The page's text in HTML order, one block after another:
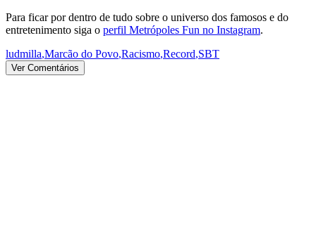
Para ficar por dentro de tudo sobre o universo dos famosos e do
entretenimento siga o perfil Metrópoles Fun no Instagram.
ludmilla,Marcão do Povo,Racismo,Record,SBT
Ver Comentários